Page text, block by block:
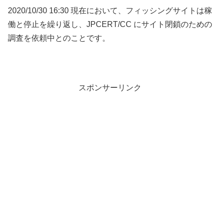
2020/10/30 16:30 現在において、フィッシングサイトは稼
働と停止を繰り返し、JPCERT/CC にサイト閉鎖のための
調査を依頼中とのことです。
スポンサーリンク